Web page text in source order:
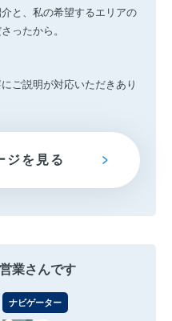
と、私の希望するエリアの
ったから。
ご説明が対応いただきあり
ジを見る
業さんです
ナビゲーター